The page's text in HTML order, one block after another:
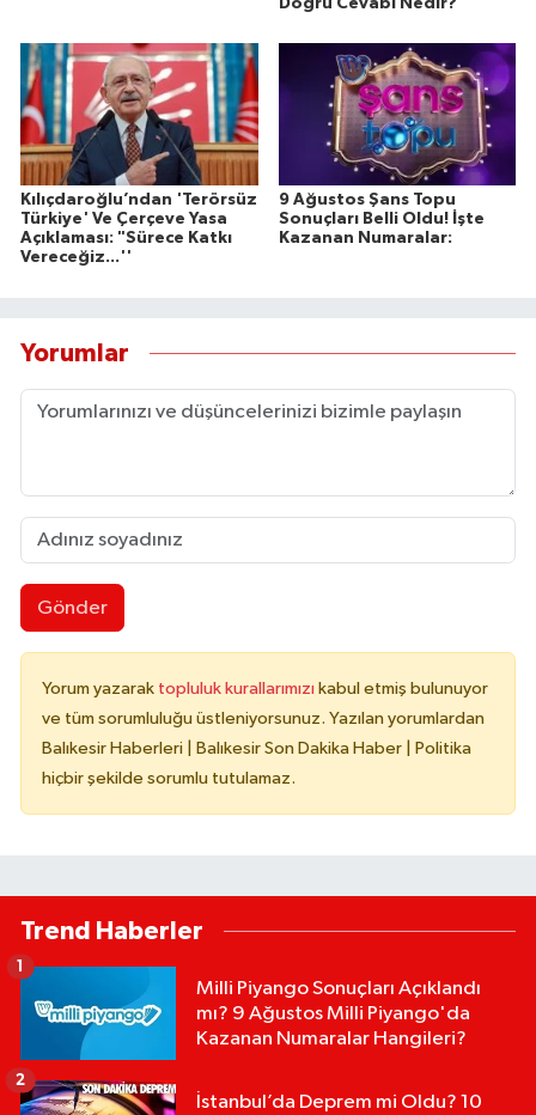
Kılıçdaroğlu’ndan 'Terörsüz
Türkiye' Ve Çerçeve Yasa
Açıklaması: "Sürece Katkı
Vereceğiz...''
9 Ağustos Şans Topu
Sonuçları Belli Oldu! İşte
Kazanan Numaralar:
Yorumlar
Gönder
Yorum yazarak topluluk kurallarımızı kabul etmiş bulunuyor
ve tüm sorumluluğu üstleniyorsunuz. Yazılan yorumlardan
Balıkesir Haberleri | Balıkesir Son Dakika Haber | Politika
hiçbir şekilde sorumlu tutulamaz.
Trend Haberler
Milli Piyango Sonuçları Açıklandı
mı? 9 Ağustos Milli Piyango'da
Kazanan Numaralar Hangileri?
1
İstanbul’da Deprem mi Oldu? 10
2